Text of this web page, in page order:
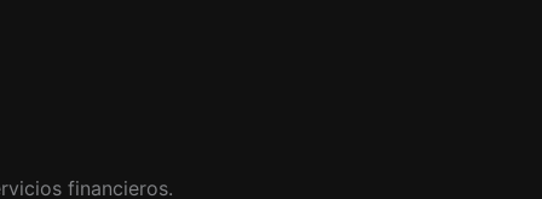
financieros.